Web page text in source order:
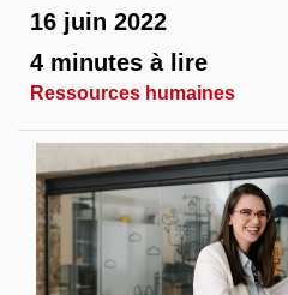
16 juin 2022
4 minutes à lire
Ressources humaines